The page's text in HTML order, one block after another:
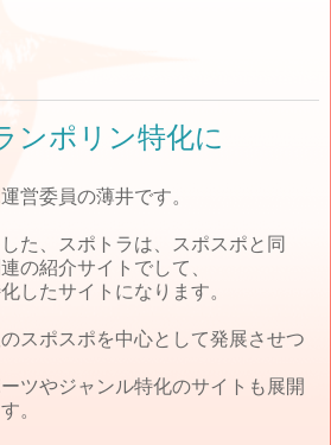
ンポリン特化に
営委員の薄井です。
た、スポトラは、スポスポと同
の紹介サイトでして、
したサイトになります。
スポスポを中心として発展させつ
ツやジャンル特化のサイトも展開
。